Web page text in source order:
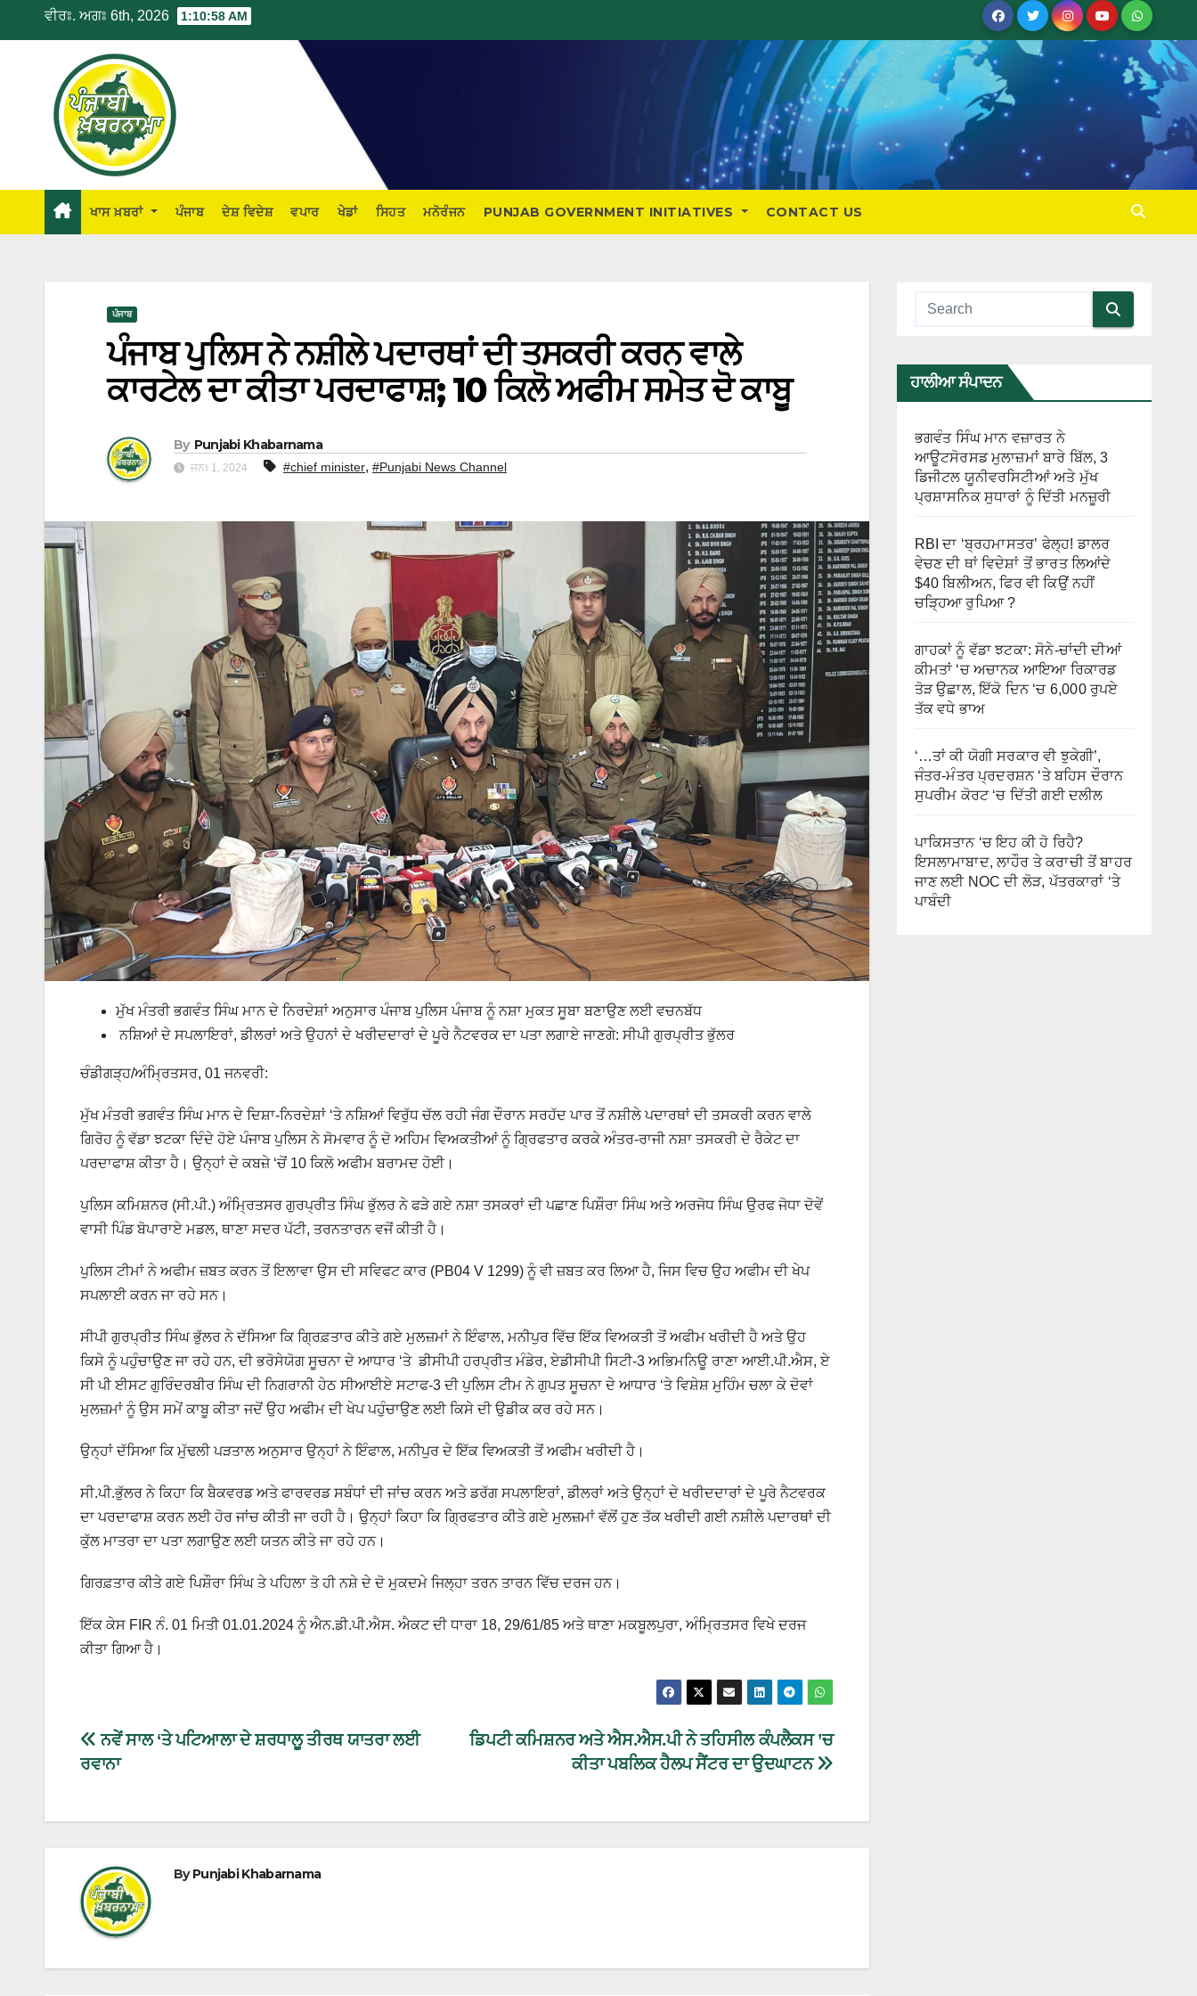
ਵੀਰਃ. ਅਗਃ 6th, 2026 1:10:59 AM
ਖਾਸ ਖ਼ਬਰਾਂ ਪੰਜਾਬ ਦੇਸ਼ ਵਿਦੇਸ਼ ਵਪਾਰ ਖੇਡਾਂ ਸਿਹਤ ਮਨੋਰੰਜਨ PUNJAB GOVERNMENT INITIATIVES CONTACT US
ਪੰਜਾਬ
ਪੰਜਾਬ ਪੁਲਿਸ ਨੇ ਨਸ਼ੀਲੇ ਪਦਾਰਥਾਂ ਦੀ ਤਸਕਰੀ ਕਰਨ ਵਾਲੇ
ਕਾਰਟੇਲ ਦਾ ਕੀਤਾ ਪਰਦਾਫਾਸ਼; 10 ਕਿਲੋ ਅਫੀਮ ਸਮੇਤ ਦੋ ਕਾਬੂ
By Punjabi Khabarnama
ਜਨਃ 1, 2024 #chief minister, #Punjabi News Channel
ਮੁੱਖ ਮੰਤਰੀ ਭਗਵੰਤ ਸਿੰਘ ਮਾਨ ਦੇ ਨਿਰਦੇਸ਼ਾਂ ਅਨੁਸਾਰ ਪੰਜਾਬ ਪੁਲਿਸ ਪੰਜਾਬ ਨੂੰ ਨਸ਼ਾ ਮੁਕਤ ਸੂਬਾ ਬਣਾਉਣ ਲਈ ਵਚਨਬੱਧ
ਨਸ਼ਿਆਂ ਦੇ ਸਪਲਾਇਰਾਂ, ਡੀਲਰਾਂ ਅਤੇ ਉਹਨਾਂ ਦੇ ਖਰੀਦਦਾਰਾਂ ਦੇ ਪੂਰੇ ਨੈਟਵਰਕ ਦਾ ਪਤਾ ਲਗਾਏ ਜਾਣਗੇ: ਸੀਪੀ ਗੁਰਪ੍ਰੀਤ ਭੁੱਲਰ
ਚੰਡੀਗੜ੍ਹ/ਅੰਮ੍ਰਿਤਸਰ, 01 ਜਨਵਰੀ:
ਮੁੱਖ ਮੰਤਰੀ ਭਗਵੰਤ ਸਿੰਘ ਮਾਨ ਦੇ ਦਿਸ਼ਾ-ਨਿਰਦੇਸ਼ਾਂ ‘ਤੇ ਨਸ਼ਿਆਂ ਵਿਰੁੱਧ ਚੱਲ ਰਹੀ ਜੰਗ ਦੌਰਾਨ ਸਰਹੱਦ ਪਾਰ ਤੋਂ ਨਸ਼ੀਲੇ ਪਦਾਰਥਾਂ ਦੀ ਤਸਕਰੀ ਕਰਨ ਵਾਲੇ
ਗਿਰੋਹ ਨੂੰ ਵੱਡਾ ਝਟਕਾ ਦਿੰਦੇ ਹੋਏ ਪੰਜਾਬ ਪੁਲਿਸ ਨੇ ਸੋਮਵਾਰ ਨੂੰ ਦੋ ਅਹਿਮ ਵਿਅਕਤੀਆਂ ਨੂੰ ਗ੍ਰਿਫਤਾਰ ਕਰਕੇ ਅੰਤਰ-ਰਾਜੀ ਨਸ਼ਾ ਤਸਕਰੀ ਦੇ ਰੈਕੇਟ ਦਾ
ਪਰਦਾਫਾਸ਼ ਕੀਤਾ ਹੈ। ਉਨ੍ਹਾਂ ਦੇ ਕਬਜ਼ੇ ‘ਚੋਂ 10 ਕਿਲੋ ਅਫੀਮ ਬਰਾਮਦ ਹੋਈ।
ਪੁਲਿਸ ਕਮਿਸ਼ਨਰ (ਸੀ.ਪੀ.) ਅੰਮ੍ਰਿਤਸਰ ਗੁਰਪ੍ਰੀਤ ਸਿੰਘ ਭੁੱਲਰ ਨੇ ਫੜੇ ਗਏ ਨਸ਼ਾ ਤਸਕਰਾਂ ਦੀ ਪਛਾਣ ਪਿਸ਼ੌਰਾ ਸਿੰਘ ਅਤੇ ਅਰਜੋਧ ਸਿੰਘ ਉਰਫ ਜੋਧਾ ਦੋਵੇਂ
ਵਾਸੀ ਪਿੰਡ ਬੋਪਾਰਾਏ ਮਡਲ, ਥਾਣਾ ਸਦਰ ਪੱਟੀ, ਤਰਨਤਾਰਨ ਵਜੋਂ ਕੀਤੀ ਹੈ।
ਪੁਲਿਸ ਟੀਮਾਂ ਨੇ ਅਫੀਮ ਜ਼ਬਤ ਕਰਨ ਤੋਂ ਇਲਾਵਾ ਉਸ ਦੀ ਸਵਿਫਟ ਕਾਰ (PB04 V 1299) ਨੂੰ ਵੀ ਜ਼ਬਤ ਕਰ ਲਿਆ ਹੈ, ਜਿਸ ਵਿਚ ਉਹ ਅਫੀਮ ਦੀ ਖੇਪ
ਸਪਲਾਈ ਕਰਨ ਜਾ ਰਹੇ ਸਨ।
ਸੀਪੀ ਗੁਰਪ੍ਰੀਤ ਸਿੰਘ ਭੁੱਲਰ ਨੇ ਦੱਸਿਆ ਕਿ ਗ੍ਰਿਫ਼ਤਾਰ ਕੀਤੇ ਗਏ ਮੁਲਜ਼ਮਾਂ ਨੇ ਇੰਫਾਲ, ਮਨੀਪੁਰ ਵਿੱਚ ਇੱਕ ਵਿਅਕਤੀ ਤੋਂ ਅਫੀਮ ਖਰੀਦੀ ਹੈ ਅਤੇ ਉਹ
ਕਿਸੇ ਨੂੰ ਪਹੁੰਚਾਉਣ ਜਾ ਰਹੇ ਹਨ, ਦੀ ਭਰੋਸੇਯੋਗ ਸੂਚਨਾ ਦੇ ਆਧਾਰ ‘ਤੇ ਡੀਸੀਪੀ ਹਰਪ੍ਰੀਤ ਮੰਡੇਰ, ਏਡੀਸੀਪੀ ਸਿਟੀ-3 ਅਭਿਮਨਿਊ ਰਾਣਾ ਆਈ.ਪੀ.ਐਸ, ਏ
ਸੀ ਪੀ ਈਸਟ ਗੁਰਿੰਦਰਬੀਰ ਸਿੰਘ ਦੀ ਨਿਗਰਾਨੀ ਹੇਠ ਸੀਆਈਏ ਸਟਾਫ-3 ਦੀ ਪੁਲਿਸ ਟੀਮ ਨੇ ਗੁਪਤ ਸੂਚਨਾ ਦੇ ਆਧਾਰ ‘ਤੇ ਵਿਸ਼ੇਸ਼ ਮੁਹਿੰਮ ਚਲਾ ਕੇ ਦੋਵਾਂ
ਮੁਲਜ਼ਮਾਂ ਨੂੰ ਉਸ ਸਮੇਂ ਕਾਬੂ ਕੀਤਾ ਜਦੋਂ ਉਹ ਅਫੀਮ ਦੀ ਖੇਪ ਪਹੁੰਚਾਉਣ ਲਈ ਕਿਸੇ ਦੀ ਉਡੀਕ ਕਰ ਰਹੇ ਸਨ।
ਉਨ੍ਹਾਂ ਦੱਸਿਆ ਕਿ ਮੁੱਢਲੀ ਪੜਤਾਲ ਅਨੁਸਾਰ ਉਨ੍ਹਾਂ ਨੇ ਇੰਫਾਲ, ਮਨੀਪੁਰ ਦੇ ਇੱਕ ਵਿਅਕਤੀ ਤੋਂ ਅਫੀਮ ਖਰੀਦੀ ਹੈ।
ਸੀ.ਪੀ.ਭੁੱਲਰ ਨੇ ਕਿਹਾ ਕਿ ਬੈਕਵਰਡ ਅਤੇ ਫਾਰਵਰਡ ਸਬੰਧਾਂ ਦੀ ਜਾਂਚ ਕਰਨ ਅਤੇ ਡਰੱਗ ਸਪਲਾਇਰਾਂ, ਡੀਲਰਾਂ ਅਤੇ ਉਨ੍ਹਾਂ ਦੇ ਖਰੀਦਦਾਰਾਂ ਦੇ ਪੂਰੇ ਨੈਟਵਰਕ
ਦਾ ਪਰਦਾਫਾਸ਼ ਕਰਨ ਲਈ ਹੋਰ ਜਾਂਚ ਕੀਤੀ ਜਾ ਰਹੀ ਹੈ। ਉਨ੍ਹਾਂ ਕਿਹਾ ਕਿ ਗ੍ਰਿਫਤਾਰ ਕੀਤੇ ਗਏ ਮੁਲਜ਼ਮਾਂ ਵੱਲੋਂ ਹੁਣ ਤੱਕ ਖਰੀਦੀ ਗਈ ਨਸ਼ੀਲੇ ਪਦਾਰਥਾਂ ਦੀ
ਕੁੱਲ ਮਾਤਰਾ ਦਾ ਪਤਾ ਲਗਾਉਣ ਲਈ ਯਤਨ ਕੀਤੇ ਜਾ ਰਹੇ ਹਨ।
ਗਿਰਫ਼ਤਾਰ ਕੀਤੇ ਗਏ ਪਿਸ਼ੌਰਾ ਸਿੰਘ ਤੇ ਪਹਿਲਾ ਤੋ ਹੀ ਨਸ਼ੇ ਦੇ ਦੋ ਮੁਕਦਮੇ ਜਿਲ੍ਹਾ ਤਰਨ ਤਾਰਨ ਵਿੱਚ ਦਰਜ ਹਨ।
ਇੱਕ ਕੇਸ FIR ਨੰ. 01 ਮਿਤੀ 01.01.2024 ਨੂੰ ਐਨ.ਡੀ.ਪੀ.ਐਸ. ਐਕਟ ਦੀ ਧਾਰਾ 18, 29/61/85 ਅਤੇ ਥਾਣਾ ਮਕਬੂਲਪੁਰਾ, ਅੰਮ੍ਰਿਤਸਰ ਵਿਖੇ ਦਰਜ
ਕੀਤਾ ਗਿਆ ਹੈ।
ਡਿਪਟੀ ਕਮਿਸ਼ਨਰ ਅਤੇ ਐਸ.ਐਸ.ਪੀ ਨੇ ਤਹਿਸੀਲ ਕੰਪਲੈਕਸ ’ਚ
ਕੀਤਾ ਪਬਲਿਕ ਹੈਲਪ ਸੈਂਟਰ ਦਾ ਉਦਘਾਟਨ
ਨਵੇਂ ਸਾਲ ‘ਤੇ ਪਟਿਆਲਾ ਦੇ ਸ਼ਰਧਾਲੂ ਤੀਰਥ ਯਾਤਰਾ ਲਈ
ਰਵਾਨਾ
ByPunjabi Khabarnama
ਹਾਲੀਆ ਸੰਪਾਦਨ
ਭਗਵੰਤ ਸਿੰਘ ਮਾਨ ਵਜ਼ਾਰਤ ਨੇ
ਆਊਟਸੋਰਸਡ ਮੁਲਾਜ਼ਮਾਂ ਬਾਰੇ ਬਿੱਲ, 3
ਡਿਜੀਟਲ ਯੂਨੀਵਰਸਿਟੀਆਂ ਅਤੇ ਮੁੱਖ
ਪ੍ਰਸ਼ਾਸਨਿਕ ਸੁਧਾਰਾਂ ਨੂੰ ਦਿੱਤੀ ਮਨਜ਼ੂਰੀ
RBI ਦਾ ‘ਬ੍ਰਹਮਾਸਤਰ’ ਫੇਲ੍ਹ! ਡਾਲਰ
ਵੇਚਣ ਦੀ ਥਾਂ ਵਿਦੇਸ਼ਾਂ ਤੋਂ ਭਾਰਤ ਲਿਆਂਦੇ
$40 ਬਿਲੀਅਨ, ਫਿਰ ਵੀ ਕਿਉਂ ਨਹੀਂ
ਚੜ੍ਹਿਆ ਰੁਪਿਆ ?
ਗਾਹਕਾਂ ਨੂੰ ਵੱਡਾ ਝਟਕਾ: ਸੋਨੇ-ਚਾਂਦੀ ਦੀਆਂ
ਕੀਮਤਾਂ ‘ਚ ਅਚਾਨਕ ਆਇਆ ਰਿਕਾਰਡ
ਤੋੜ ਉਛਾਲ, ਇੱਕੋ ਦਿਨ ‘ਚ 6,000 ਰੁਪਏ
ਤੱਕ ਵਧੇ ਭਾਅ
‘…ਤਾਂ ਕੀ ਯੋਗੀ ਸਰਕਾਰ ਵੀ ਝੁਕੇਗੀ’,
ਜੰਤਰ-ਮੰਤਰ ਪ੍ਰਦਰਸ਼ਨ ‘ਤੇ ਬਹਿਸ ਦੌਰਾਨ
ਸੁਪਰੀਮ ਕੋਰਟ ‘ਚ ਦਿੱਤੀ ਗਈ ਦਲੀਲ
ਪਾਕਿਸਤਾਨ ‘ਚ ਇਹ ਕੀ ਹੋ ਰਿਹੈ?
ਇਸਲਾਮਾਬਾਦ, ਲਾਹੌਰ ਤੇ ਕਰਾਚੀ ਤੋਂ ਬਾਹਰ
ਜਾਣ ਲਈ NOC ਦੀ ਲੋੜ, ਪੱਤਰਕਾਰਾਂ ‘ਤੇ
ਪਾਬੰਦੀ